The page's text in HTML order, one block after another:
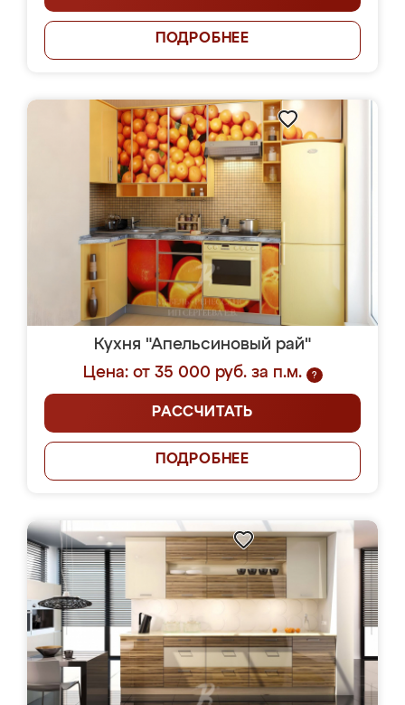
ПОДРОБНЕЕ
Кухня "Апельсиновый рай"
Цена: от 35 000 руб. за п.м.
?
РАССЧИТАТЬ
ПОДРОБНЕЕ